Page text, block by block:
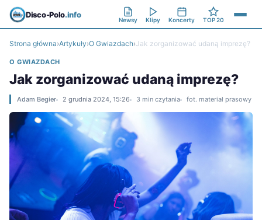
Disco-Polo.info
Newsy Klipy Koncerty TOP 20
Strona główna›Artykuły›O Gwiazdach›Jak zorganizować udaną imprezę?
O GWIAZDACH
Jak zorganizować udaną imprezę?
Adam Begier 2 grudnia 2024, 15:26 3 min czytania fot. materiał prasowy